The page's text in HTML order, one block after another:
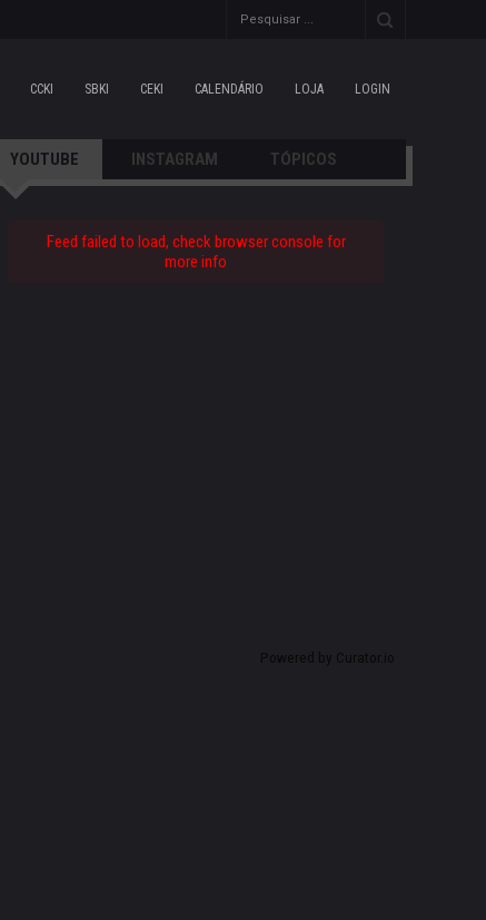
CCKI SBKI CEKI CALENDÁRIO LOJA LOGIN
YOUTUBE INSTAGRAM TÓPICOS
Feed failed to load, check browser console for
more info
Powered by Curator.io